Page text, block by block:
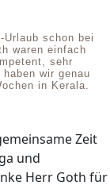
Urlaub schon bei
waren einfach
sehr
wir genau
in Kerala.